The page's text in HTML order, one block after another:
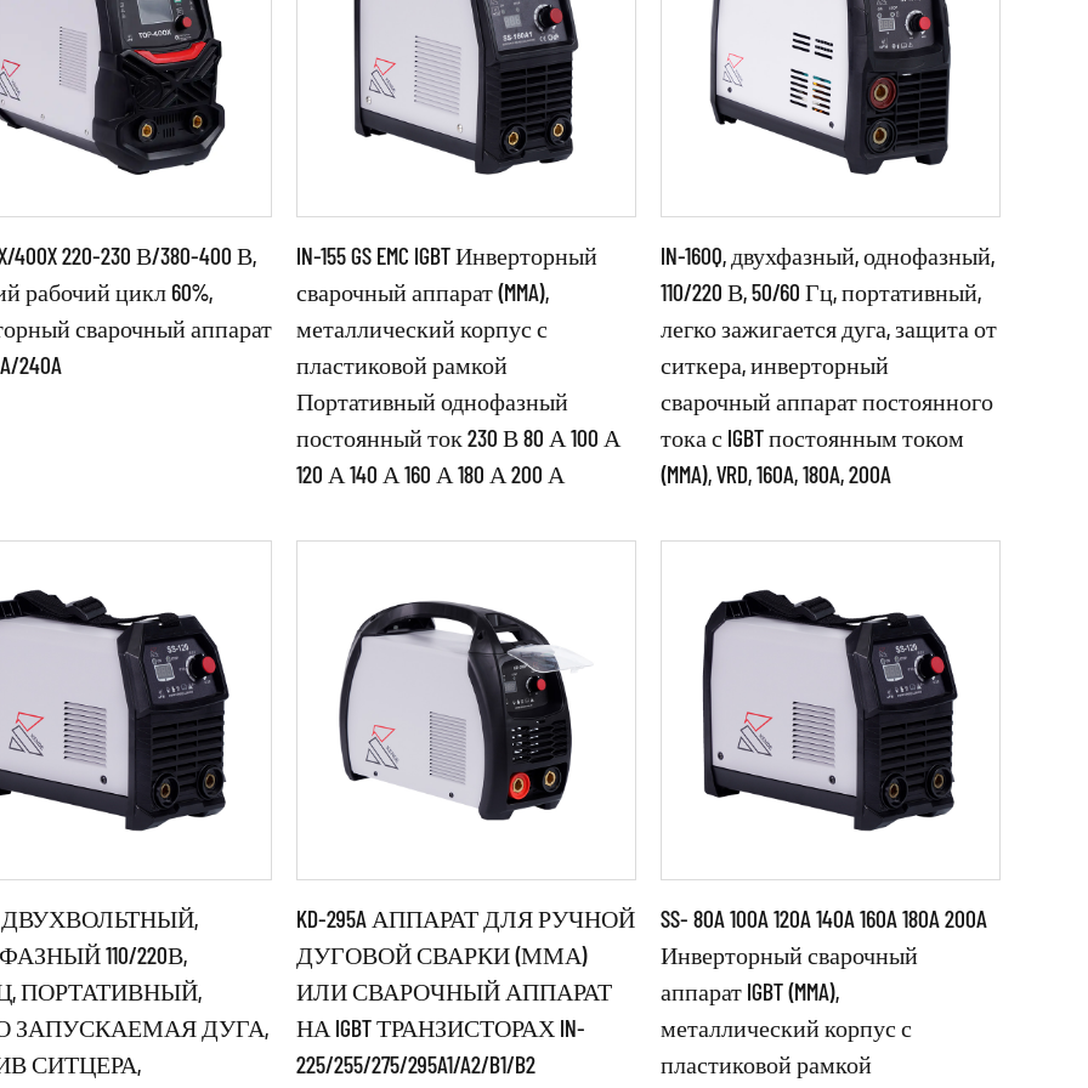
400X 220-230 В/380-400 В,
рабочий цикл 60%,
сварочный аппарат
240A
Параметры:
●Источник сварочного тока
специальной конструкции с
уникальной схемой и структурой.
IN-155 GS EMC IGBT Инверторный
сварочный аппарат (MMA),
металлический корпус с
пластиковой рамкой
Портативный однофазный
постоянный ток 230 В 80 А 100 А
120 А 140 А 160 А 180 А 200 А
Параметры:
●Источник сварочного тока
специальной конструкции с
уникальной схемой и структурой. ●
IN-160Q, двухфазный, однофазный,
110/220 В, 50/60 Гц, портативный,
легко зажигается дуга, защита от
ситкера, инверторный
сварочный аппарат постоянного
тока с IGBT постоянным током
(MMA), VRD, 160A, 180A, 200A
ДВУХВОЛЬТНЫЙ,
110/220В,
ПОРТАТИВНЫЙ,
ЗАПУСКАЕМАЯ ДУГА,
СИТЦЕРА,
Параметры:
KD-295A АППАРАТ ДЛЯ РУЧНОЙ
ДУГОВОЙ СВАРКИ (ММА)
ИЛИ СВАРОЧНЫЙ АППАРАТ
НА IGBT ТРАНЗИСТОРАХ IN-
225/255/275/295A1/A2/B1/B2
Параметры:
SS- 80A 100A 120A 140A 160A 180A 200A
Инверторный сварочный
аппарат IGBT (MMA),
металлический корпус с
пластиковой рамкой